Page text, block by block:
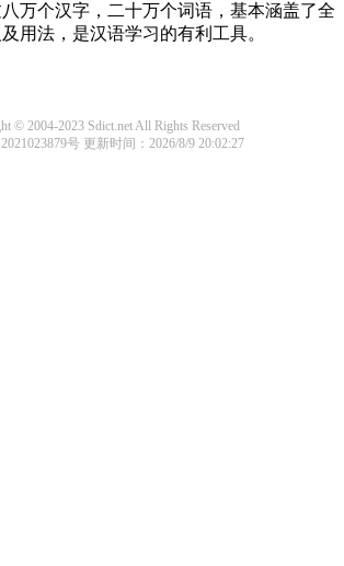
万个汉字，二十万个词语，基本涵盖了全
用法，是汉语学习的有利工具。
© 2004-2023 Sdict.net All Rights Reserved
号更新时间：2026/8/9 20:02:27